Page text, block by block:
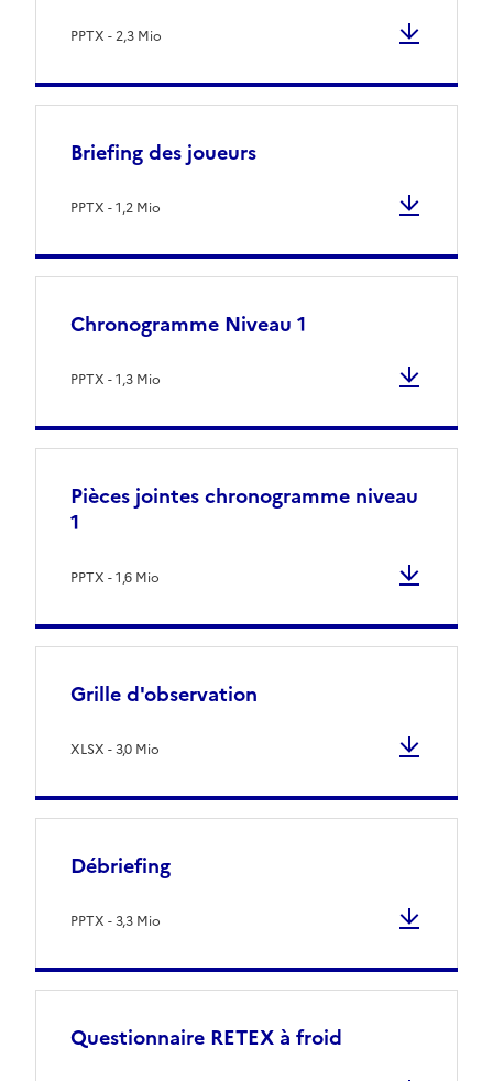
PPTX - 2,3 Mio
Briefing des joueurs
PPTX - 1,2 Mio
Chronogramme Niveau 1
PPTX - 1,3 Mio
Pièces jointes chronogramme niveau
1
PPTX - 1,6 Mio
Grille d'observation
XLSX - 3,0 Mio
Débriefing
PPTX - 3,3 Mio
Questionnaire RETEX à froid